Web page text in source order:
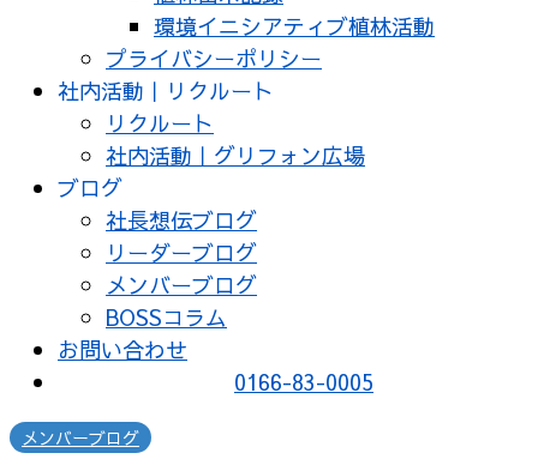
環境イニシアティブ植林活動
プライバシーポリシー
社内活動｜リクルート
リクルート
社内活動｜グリフォン広場
ブログ
社長想伝ブログ
リーダーブログ
メンバーブログ
BOSSコラム
お問い合わせ
0166-83-0005
メンバーブログ